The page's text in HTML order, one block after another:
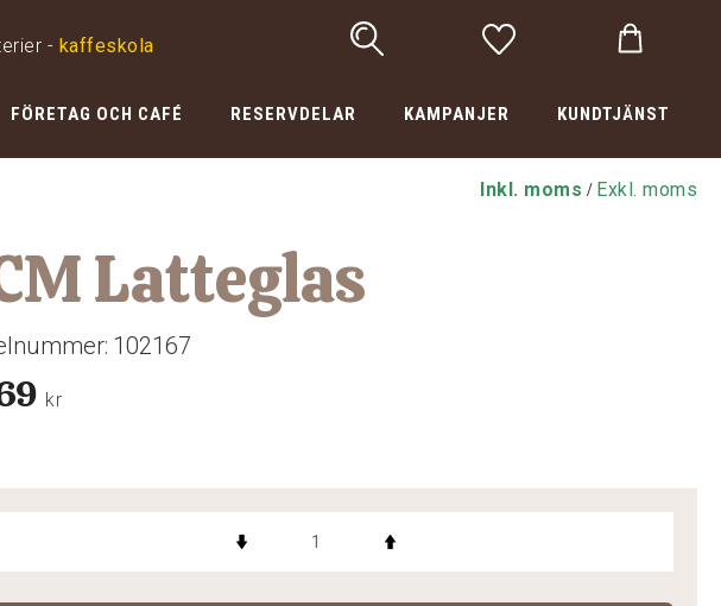
- kaffeskola
FÖRETAG OCH CAFÉ RESERVDELAR KAMPANJER KUNDTJÄNST
Inkl. moms / Exkl. moms
Latteglas
102167
kr